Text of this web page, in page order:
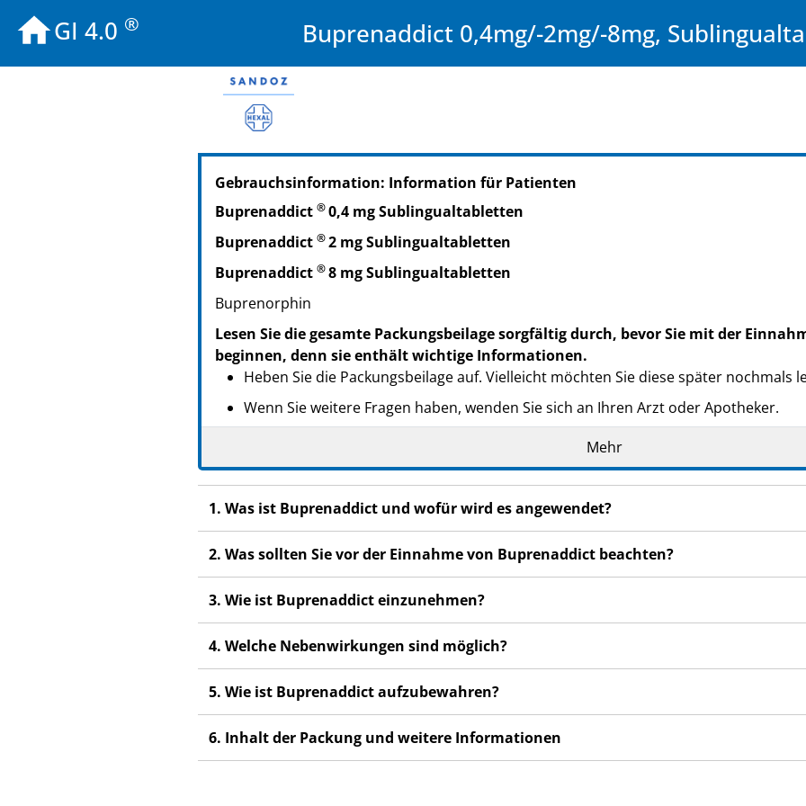
GI 4.0 ® Buprenaddict 0,4mg/-2mg/-8mg,
PZN: 09121627
PPN: 110912162751
NTIN: 04150091216272
PPN: 110912165670
NTIN: 04150091216562
Gebrauchsinformation: Information für Patienten
Buprenaddict ®0,4 mg Sublingualtabletten
Buprenaddict ®2 mg Sublingualtabletten
Buprenaddict ®8 mg Sublingualtabletten
Buprenorphin
Lesen Sie die gesamte Packungsbeilage sorgfältig durch, bevor Sie mit der
beginnen, denn sie enthält wichtige Informationen.
Heben Sie die Packungsbeilage auf. Vielleicht möchten Sie diese später nochmals
Wenn Sie weitere Fragen haben, wenden Sie sich an Ihren Arzt oder Apotheker.
Dieses Arzneimittel wurde Ihnen persönlich verschrieben. Geben Sie es nicht an
Wenn Sie Nebenwirkungen bemerken, wenden Sie sich an Ihren Arzt oder
Nebenwirkungen, die nicht in dieser Packungsbeilage angegeben sind. Siehe
Mehr
1. Was ist Buprenaddict und wofür wird es angewendet?
2. Was sollten Sie vor der Einnahme von Buprenaddict beachten?
3. Wie ist Buprenaddict einzunehmen?
4. Welche Nebenwirkungen sind möglich?
5. Wie ist Buprenaddict aufzubewahren?
6. Inhalt der Packung und weitere Informationen